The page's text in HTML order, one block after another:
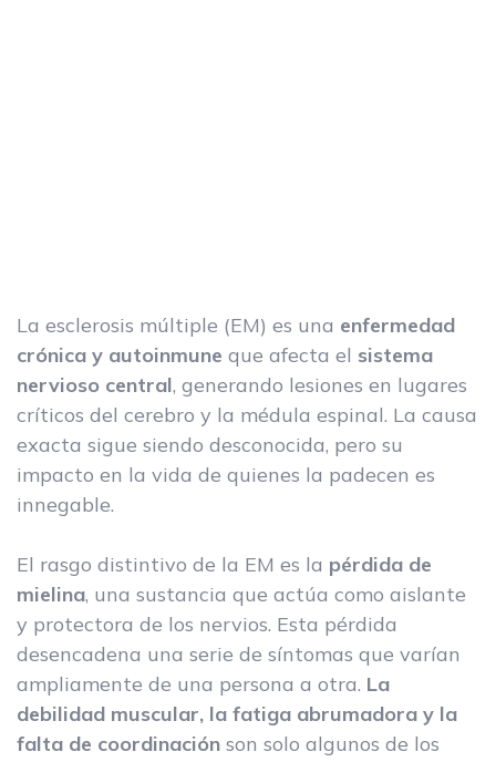
La esclerosis múltiple (EM) es una enfermedad
crónica y autoinmune que afecta el sistema
nervioso central, generando lesiones en lugares
críticos del cerebro y la médula espinal. La causa
exacta sigue siendo desconocida, pero su
impacto en la vida de quienes la padecen es
innegable.
El rasgo distintivo de la EM es la pérdida de
mielina, una sustancia que actúa como aislante
y protectora de los nervios. Esta pérdida
desencadena una serie de síntomas que varían
ampliamente de una persona a otra. La
debilidad muscular, la fatiga abrumadora y la
falta de coordinación son solo algunos de los